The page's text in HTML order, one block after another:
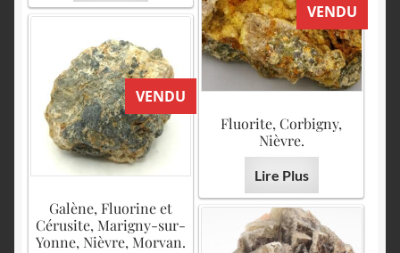
VENDU
Fluorite, Corbigny,
Nièvre.
Lire Plus
VENDU
Galène, Fluorine et
Cérusite, Marigny-sur-
Yonne, Nièvre, Morvan.